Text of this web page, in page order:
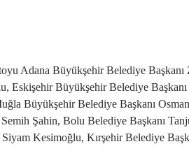
Adana Büyükşehir Belediye
Eskişehir Büyükşehir Belediye
Büyükşehir Belediye Başkanı
Semih Şahin, Bolu Belediye Başkanı
Kesimoğlu, Kırşehir Belediye